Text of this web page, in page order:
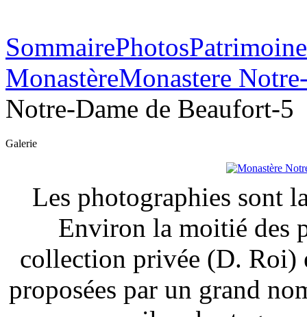
SommairePhotos
MonastèreMonastere
Notre-Dame de Beaufort-5
Galerie
Les photographies sont
Environ la moitié des
collection privée (D. Roi)
proposées par un grand